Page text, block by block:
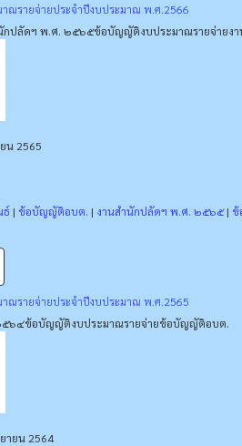
ณรายจ่ายประจําปีงบประมาณ พ.ศ.2566
กปลัดฯ พ.ศ. ๒๕๖๕ข้อบัญญัติงบประมาณรายจ่ายง
น 2565
ธ์ | ข้อบัญญัติอบต. | งานสำนักปลัดฯ พ.ศ. ๒๕๖๕| ข้
ณรายจ่ายประจําปีงบประมาณ พ.ศ.2565
๕๖๔ข้อบัญญัติงบประมาณรายจ่ายข้อบัญญัติอบต.
ายน 2564